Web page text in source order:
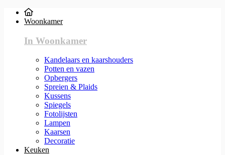
Woonkamer
In Woonkamer
Kandelaars en kaarshouders
Potten en vazen
Opbergers
Spreien & Plaids
Kussens
Spiegels
Fotolijsten
Lampen
Kaarsen
Decoratie
Keuken